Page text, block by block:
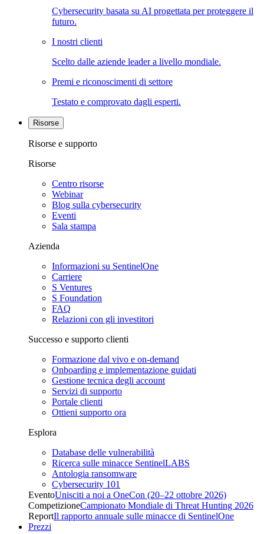
Cybersecurity basata su AI progettata per proteggere il
futuro.
I nostri clienti
Scelto dalle aziende leader a livello mondiale.
Premi e riconoscimenti di settore
Testato e comprovato dagli esperti.
Risorse
Risorse e supporto
Risorse
Centro risorse
Webinar
Blog sulla cybersecurity
Eventi
Sala stampa
Azienda
Informazioni su SentinelOne
Carriere
S Ventures
S Foundation
FAQ
Relazioni con gli investitori
Successo e supporto clienti
Formazione dal vivo e on-demand
Onboarding e implementazione guidati
Gestione tecnica degli account
Servizi di supporto
Portale clienti
Ottieni supporto ora
Esplora
Database delle vulnerabilità
Ricerca sulle minacce SentinelLABS
Antologia ransomware
Cybersecurity 101
EventoUnisciti a noi a OneCon (20–22 ottobre 2026)
CompetizioneCampionato Mondiale di Threat Hunting 2026
ReportIl rapporto annuale sulle minacce di SentinelOne
Prezzi